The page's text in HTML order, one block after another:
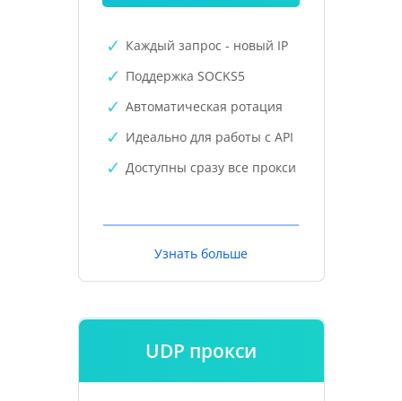
Каждый запрос - новый IP
Поддержка SOCKS5
Автоматическая ротация
Идеально для работы с API
Доступны сразу все прокси
Узнать больше
UDP прокси